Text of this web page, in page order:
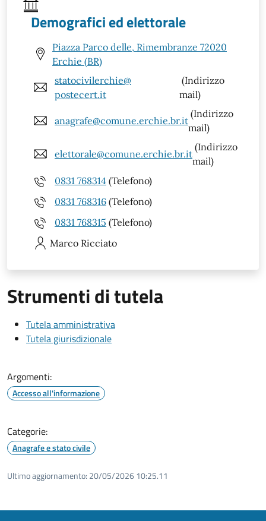
Demografici ed elettorale
Piazza Parco delle, Rimembranze 72020
Erchie (BR)
statocivilerchie@
postecert.it
(Indirizzo
mail)
anagrafe@comune.erchie.br.it
(Indirizzo
mail)
elettorale@comune.erchie.br.it
(Indirizzo
mail)
0831 768314 (Telefono)
0831 768316 (Telefono)
0831 768315 (Telefono)
Marco Ricciato
Strumenti di tutela
Tutela amministrativa
Tutela giurisdizionale
Argomenti:
Accesso all'informazione
Categorie:
Anagrafe e stato civile
Ultimo aggiornamento: 20/05/2026 10:25.11